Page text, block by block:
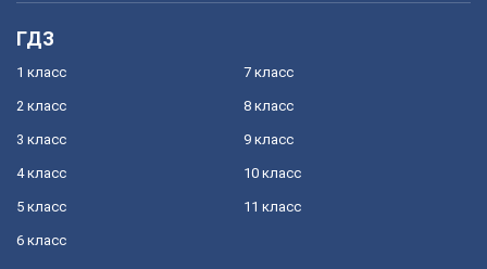
ГДЗ
1 класс
2 класс
3 класс
4 класс
5 класс
6 класс
7 класс
8 класс
9 класс
10 класс
11 класс